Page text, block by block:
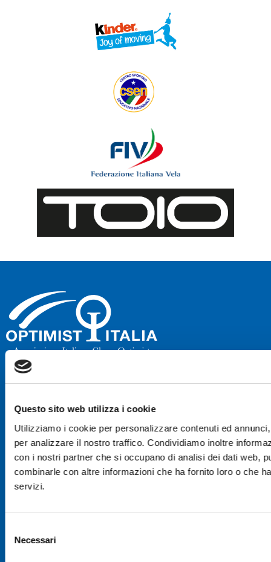
Questo sito web utilizza i cookie
Utilizziamo i cookie per personalizzare contenuti ed
per analizzare il nostro traffico. Condividiamo inoltre
con i nostri partner che si occupano di analisi dei dati web,
combinarle con altre informazioni che ha fornito loro o che
servizi.
delNecessari
Insieme per crescere. La squadra
raggiunge ciò che nessuno può
conseguire da solo.
MENÙ
CHI SIAMO